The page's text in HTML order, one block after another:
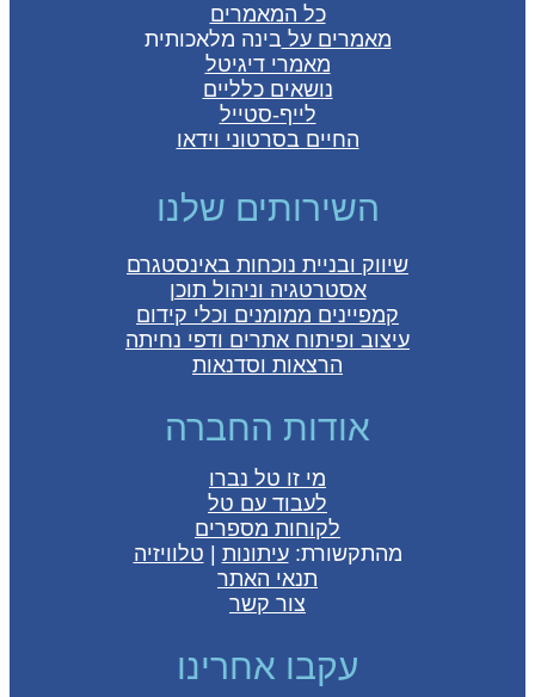
כל המאמרים
מאמרים על בינה מלאכותית
מאמרי דיגיטל
נושאים כלליים
לייף-סטייל
החיים בסרטוני וידאו
השירותים שלנו
שיווק ובניית נוכחות באינסטגרם
אסטרטגיה וניהול תוכן
קמפיינים ממומנים וכלי קידום
עיצוב ופיתוח אתרים ודפי נחיתה
הרצאות וסדנאות
אודות החברה
מי זו טל נברו
לעבוד עם טל
לקוחות מספרים
מהתקשורת:עיתונות | טלוויזיה
תנאי האתר
צור קשר
עקבו אחרינו